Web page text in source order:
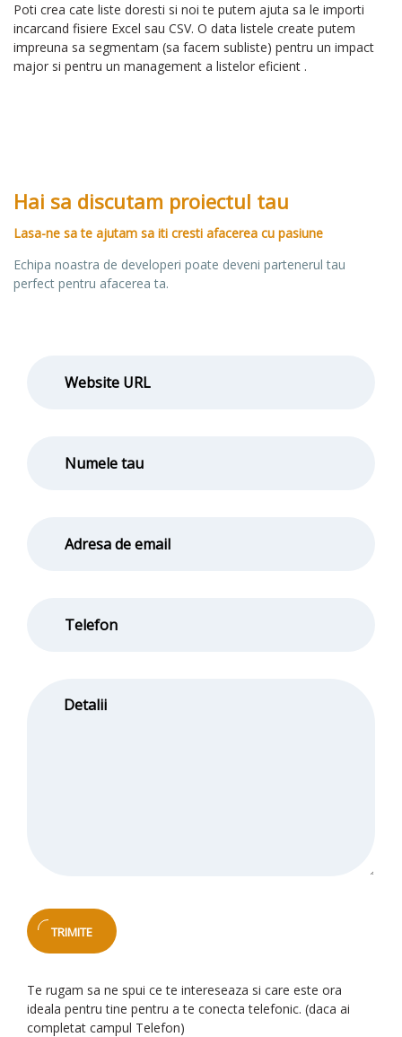
Poti crea cate liste doresti si noi te putem ajuta sa le importi
incarcand fisiere Excel sau CSV. O data listele create putem
impreuna sa segmentam (sa facem subliste) pentru un impact
major si pentru un management a listelor eficient .
Hai sa discutam proiectul tau
Lasa-ne sa te ajutam sa iti cresti afacerea cu pasiune
Echipa noastra de developeri poate deveni partenerul tau
perfect pentru afacerea ta.
Te rugam sa ne spui ce te intereseaza si care este ora
ideala pentru tine pentru a te conecta telefonic. (daca ai
completat campul Telefon)